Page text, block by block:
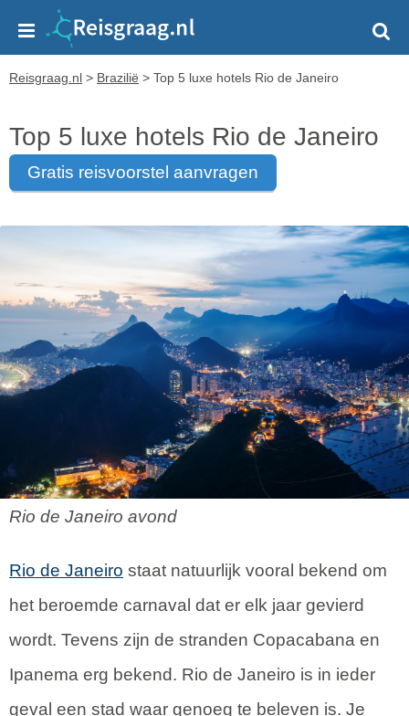
Reisgraag.nl > Brazilië > Top 5 luxe hotels Rio de Janeiro
Top 5 luxe hotels Rio de Janeiro
gratis reisvoorstel aanvragen
Rio de Janeiro avond
Rio de Janeiro staat natuurlijk vooral bekend om
het beroemde carnaval dat er elk jaar gevierd
wordt. Tevens zijn de stranden Copacabana en
Ipanema erg bekend. Rio de Janeiro is in ieder
geval een stad waar genoeg te beleven is. Je